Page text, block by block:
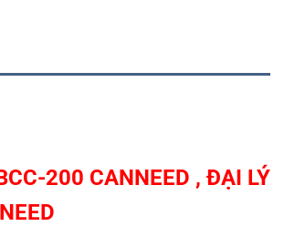
200 CANNEED , ĐẠI LÝ